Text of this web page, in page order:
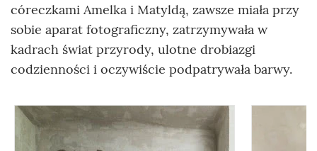
córeczkami Amelka i Matyldą, zawsze miała przy
sobie aparat fotograficzny, zatrzymywała w
kadrach świat przyrody, ulotne drobiazgi
codzienności i oczywiście podpatrywała barwy.